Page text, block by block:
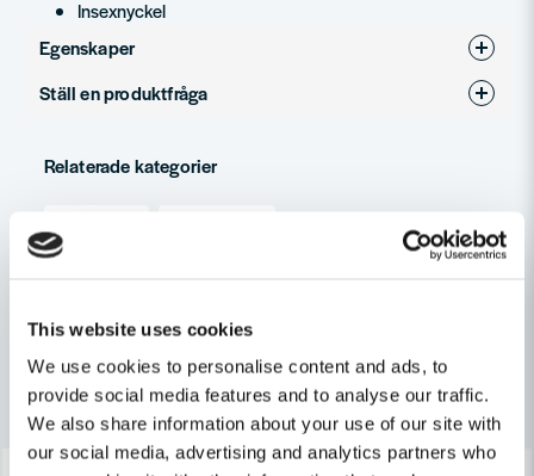
This website uses cookies
We use cookies to personalise content and ads, to
provide social media features and to analyse our traffic.
We also share information about your use of our site with
our social media, advertising and analytics partners who
Insexnyckel
Egenskaper
Produkttyp
Ställ en produktfråga
Fråga oss något om denna produkten...
email
Mejladress
Relaterade kategorier
Andra produkter i kategorin